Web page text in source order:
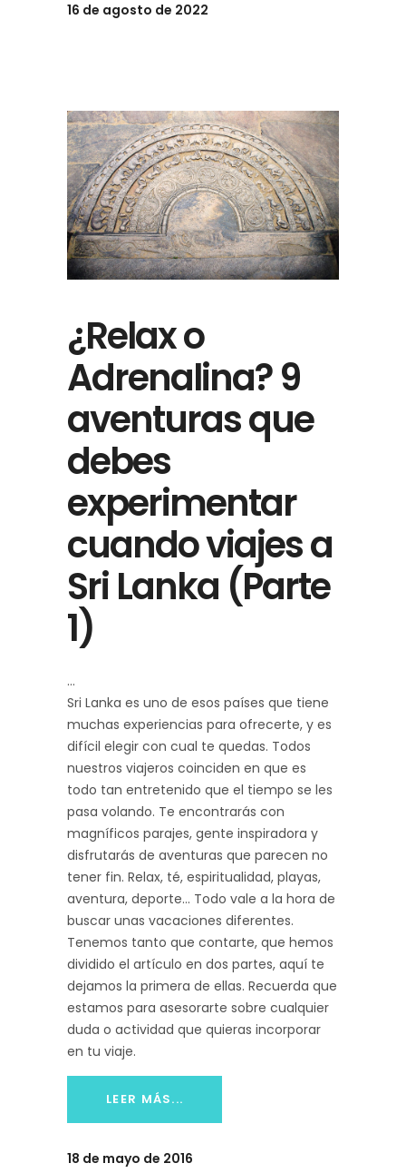
16 de agosto de 2022
¿Relax o
Adrenalina? 9
aventuras que
debes
experimentar
cuando viajes a
Sri Lanka (Parte
1)
Sri Lanka es uno de esos países que tiene
muchas experiencias para ofrecerte, y es
difícil elegir con cual te quedas. Todos
nuestros viajeros coinciden en que es
todo tan entretenido que el tiempo se les
pasa volando. Te encontrarás con
magníficos parajes, gente inspiradora y
disfrutarás de aventuras que parecen no
tener fin. Relax, té, espiritualidad, playas,
aventura, deporte... Todo vale a la hora de
buscar unas vacaciones diferentes.
Tenemos tanto que contarte, que hemos
dividido el artículo en dos partes, aquí te
dejamos la primera de ellas. Recuerda que
estamos para asesorarte sobre cualquier
duda o actividad que quieras incorporar
en tu viaje.
LEER MÁS...
18 de mayo de 2016